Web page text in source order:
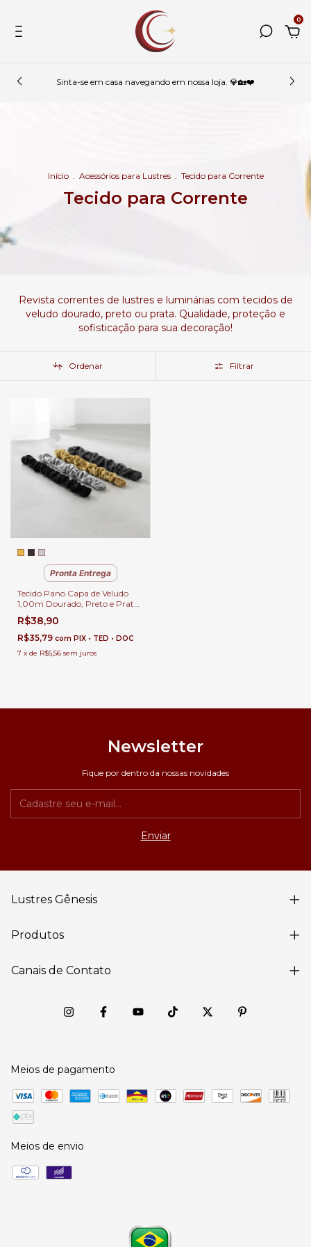
0
Sinta-se em casa navegando em nossa loja. 💎🏡❤️
Início . Acessórios para Lustres . Tecido para Corrente
Tecido para Corrente
Revista correntes de lustres e luminárias com tecidos de
veludo dourado, preto ou prata. Qualidade, proteção e
sofisticação para sua decoração!
Ordenar Filtrar
Pronta Entrega
Tecido Pano Capa de Veludo
1,00m Dourado, Preto e Prata
para Revestimento Corrente
Acessório para Lustres de
Cristal e Luminárias | Lustres
Gênesis
R$38,90
R$35,79 com PIX • TED • DOC
7 x de R$5,56 sem juros
Newsletter
Fique por dentro da nossas novidades
Lustres Gênesis
Produtos
Canais de Contato
Meios de pagamento
Meios de envio